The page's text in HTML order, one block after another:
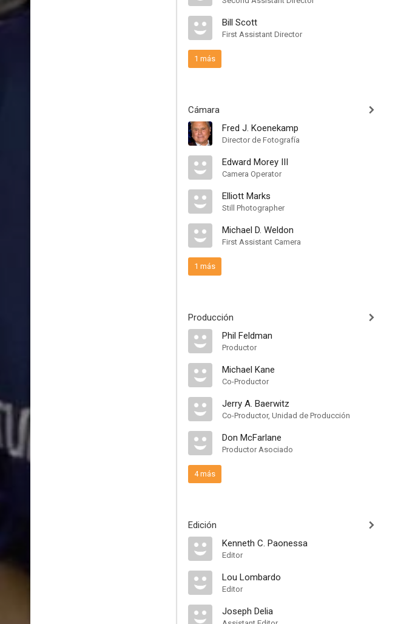
Bill Scott
First Assistant Director
1 más
Cámara
Fred J. Koenekamp
Director de Fotografía
Edward Morey III
Camera Operator
Elliott Marks
Still Photographer
Michael D. Weldon
First Assistant Camera
1 más
Producción
Phil Feldman
Productor
Michael Kane
Co-Productor
Jerry A. Baerwitz
Co-Productor, Unidad de Producción
Don McFarlane
Productor Asociado
4 más
Edición
Kenneth C. Paonessa
Editor
Lou Lombardo
Editor
Joseph Delia